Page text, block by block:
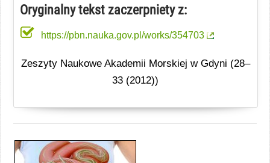
Oryginalny tekst zaczerpniety z:
https://pbn.nauka.gov.pl/works/354703
Zeszyty Naukowe Akademii Morskiej w Gdyni (28–
33 (2012))